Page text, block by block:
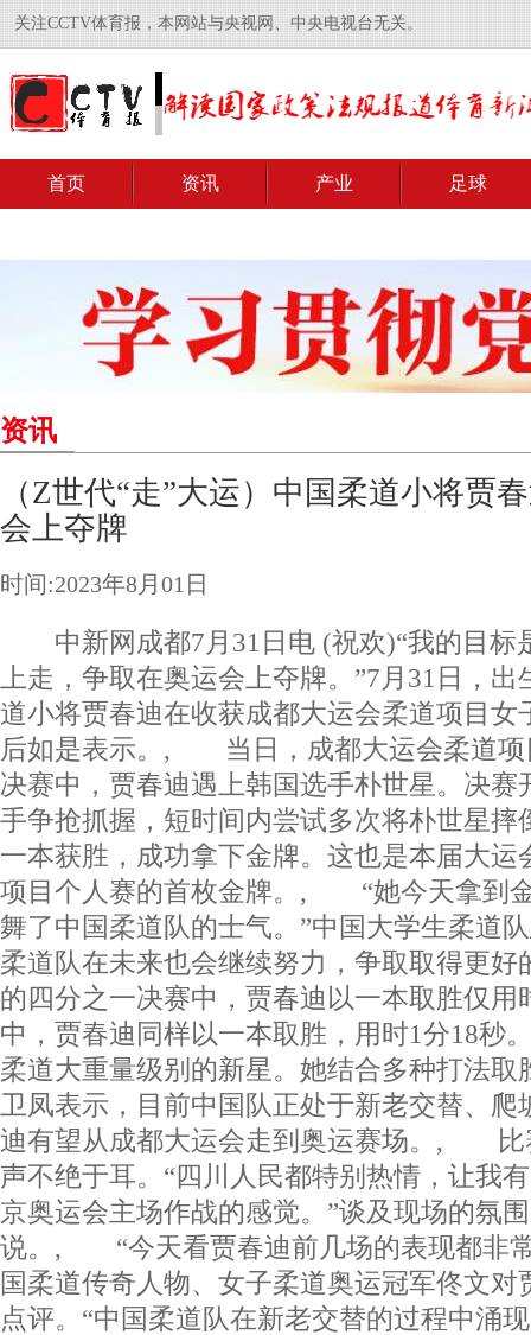
关注CCTV体育报，本网站与央视网、中央电视台无关。
首页 资讯 产业 足球
资讯
（Z世代“走”大运）中国柔道小将贾
会上夺牌
时间:2023年8月01日
中新网成都7月31日电 (祝欢)“我的目标
上走，争取在奥运会上夺牌。”7月31日，
道小将贾春迪在收获成都大运会柔道项目女
后如是表示。, 当日，成都大运会柔道项
决赛中，贾春迪遇上韩国选手朴世星。决赛
手争抢抓握，短时间内尝试多次将朴世星摔
一本获胜，成功拿下金牌。这也是本届大运
项目个人赛的首枚金牌。, “她今天拿到
舞了中国柔道队的士气。”中国大学生柔道
柔道队在未来也会继续努力，争取取得
的四分之一决赛中，贾春迪以一本取胜仅用
中，贾春迪同样以一本取胜，用时1分18秒
柔道大重量级别的新星。她结合多种打法取
卫凤表示，目前中国队正处于新老交替、爬
迪有望从成都大运会走到奥运赛场。, 比
声不绝于耳。“四川人民都特别热情，让我
京奥运会主场作战的感觉。”谈及现场的氛
说。, “今天看贾春迪前几场的表现都非
国柔道传奇人物、女子柔道奥运冠军佟文对
点评。“中国柔道队在新老交替的过程中涌